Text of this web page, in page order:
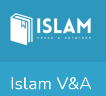
Islam V&A